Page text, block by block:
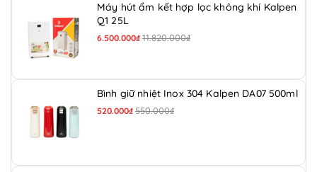
Máy hút ẩm kết hợp lọc không khí Kalpen
Q1 25L
6.500.000₫ 11.820.000₫
Bình giữ nhiệt Inox 304 Kalpen DA07 500ml
520.000₫ 550.000₫